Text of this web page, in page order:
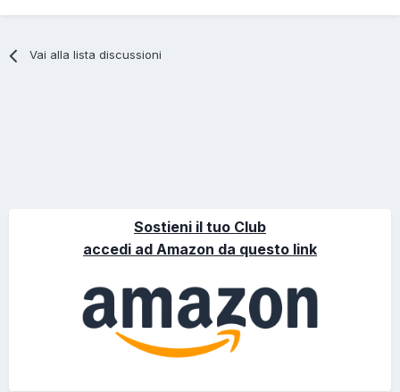
Vai alla lista discussioni
Sostieni il tuo Club
accedi ad Amazon da questo link